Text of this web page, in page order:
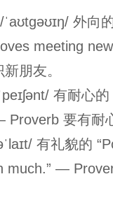
外向
meeting
朋友。
有耐心
Proverb 要有耐
有礼貌的
much.” —